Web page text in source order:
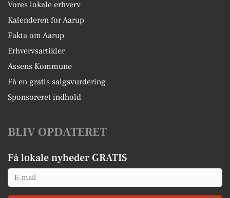
Vores lokale erhverv
Kalenderen for Aarup
Fakta om Aarup
Erhvervsartikler
Assens Kommune
Få en gratis salgsvurdering
Sponsoreret indhold
BLIV OPDATERET
Få lokale nyheder GRATIS
Email